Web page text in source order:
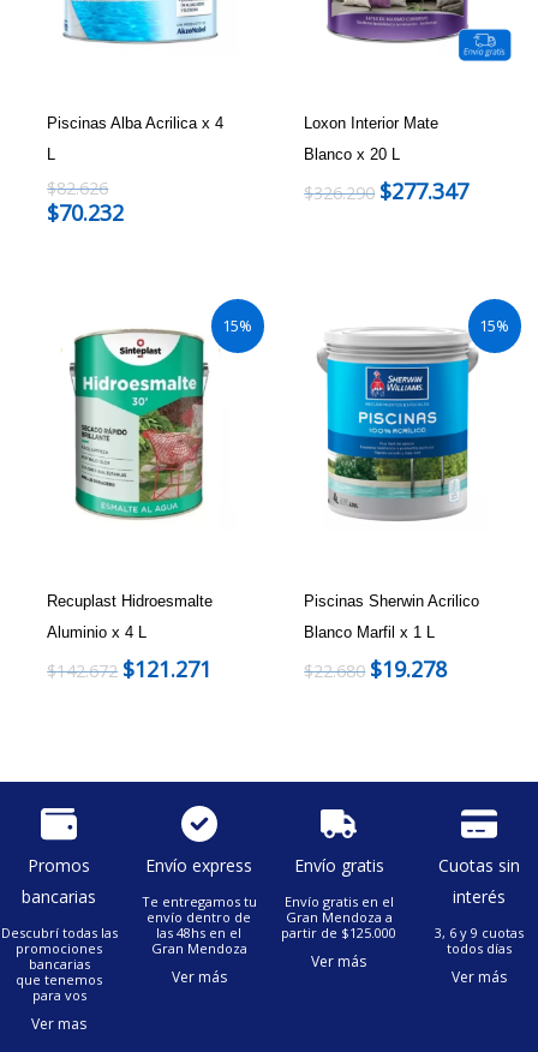
Piscinas Alba Acrilica x 4
$82.626
$70.232
Loxon Interior Mate
Blanco x 20 L
$326.290 $277.347
15%
Recuplast Hidroesmalte
Aluminio x 4 L
$142.672 $121.271
15%
Piscinas Sherwin Acrilico
Blanco Marfil x 1 L
$22.680 $19.278
Promos
bancarias
Descubrí todas las
promociones
bancarias
que tenemos
para vos
Ver mas
Envío express
Te entregamos tu
envío dentro de
las 48hs en el
Gran Mendoza
Ver más
Envío gratis
Envío gratis en el
Gran Mendoza a
partir de $125.000
Ver más
Cuotas sin
interés
3, 6 y 9 cuotas
todos días
Ver más